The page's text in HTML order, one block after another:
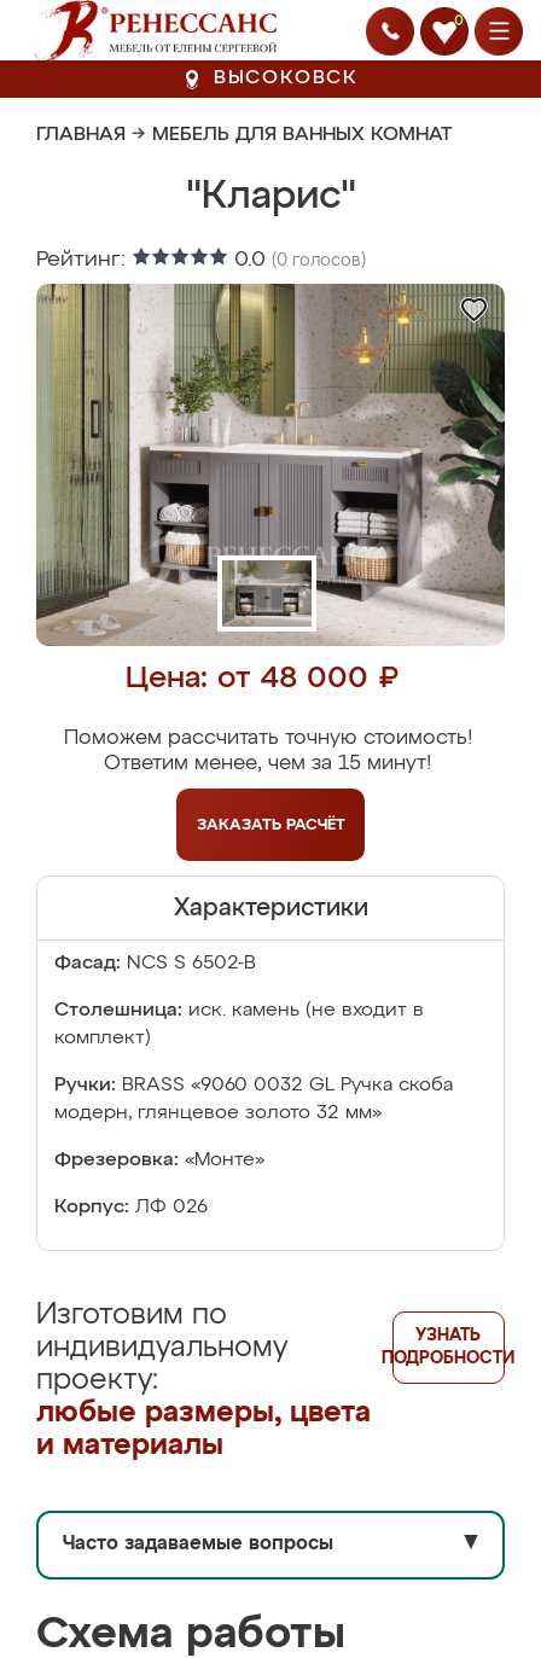
0
ВЫСОКОВСК
ГЛАВНАЯ → МЕБЕЛЬ ДЛЯ ВАННЫХ КОМНАТ
"Кларис"
Рейтинг: 0.0 (0 голосов)
Цена: от 48 000 ₽
Поможем рассчитать точную стоимость!
Ответим менее, чем за 15 минут!
ЗАКАЗАТЬ РАСЧЁТ
Характеристики
Фасад: NCS S 6502-B
Столешница: иск. камень (не входит в
комплект)
Ручки: BRASS «9060 0032 GL Ручка скоба
модерн, глянцевое золото 32 мм»
Фрезеровка: «Монте»
Корпус: ЛФ 026
Изготовим по
индивидуальному
проекту:
любые размеры, цвета
и материалы
УЗНАТЬ
ПОДРОБНОСТИ
Часто задаваемые вопросы ▼
Схема работы